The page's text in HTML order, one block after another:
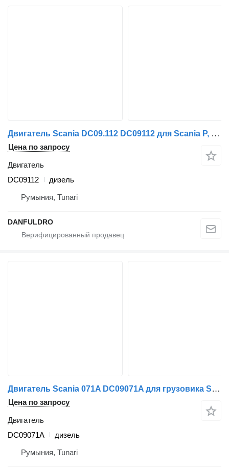
Двигатель Scania DC09.112 DC09112 для Scania P, G, R, T, INTERLINK, CITYWIDE
Цена по запросу
Двигатель
DC09112
дизель
Румыния, Tunari
DANFULDRO
Двигатель Scania 071A DC09071A для грузовика Scania
Цена по запросу
Двигатель
DC09071A
дизель
Румыния, Tunari